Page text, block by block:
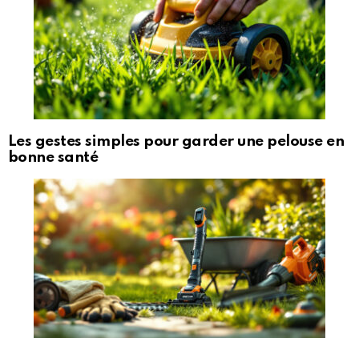
Les gestes simples pour garder une pelouse en
bonne santé